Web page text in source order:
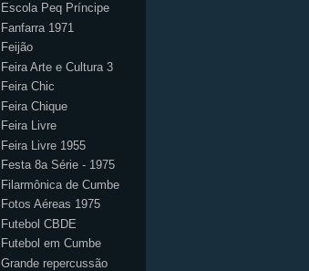
Escola Peq Príncipe
Fanfarra 1971
Feijão
Feira Arte e Cultura 3
Feira Chic
Feira Chique
Feira Livre
Feira Livre 1955
Festa 8a Série - 1975
Filarmônica de Cumbe
Fotos Aéreas 1975
Futebol CBDE
Futebol em Cumbe
Grande repercussão